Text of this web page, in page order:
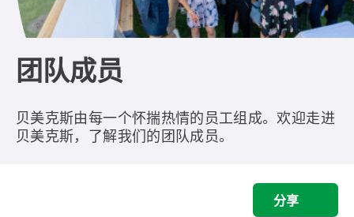
团队成员
贝美克斯由每一个怀揣热情的员工组成。欢迎走进
贝美克斯，了解我们的团队成员。
分享